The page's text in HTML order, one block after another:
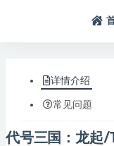
详情介绍
常见问题
代号三国：龙起/